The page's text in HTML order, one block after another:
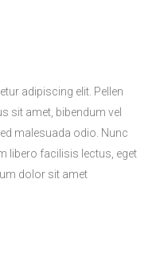
adipiscing elit. Pellen
sit amet, bibendum vel
malesuada odio. Nunc
libero facilisis lectus, eget
dolor sit amet